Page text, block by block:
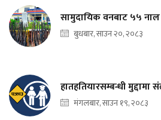
सामुदायिक वनबाट ५५
बुधबार, साउन २०, २०८३
हातहतियारसम्बन्धी मुद्दामा
मंगलबार, साउन १९, २०८३